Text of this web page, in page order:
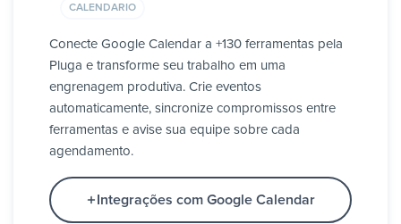
CALENDARIO
Conecte Google Calendar a +130 ferramentas pela
Pluga e transforme seu trabalho em uma
engrenagem produtiva. Crie eventos
automaticamente, sincronize compromissos entre
ferramentas e avise sua equipe sobre cada
agendamento.
Integrações com Google Calendar